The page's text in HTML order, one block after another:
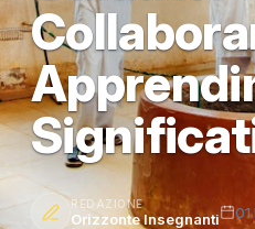
REDAZIONE
Orizzonte Insegnanti